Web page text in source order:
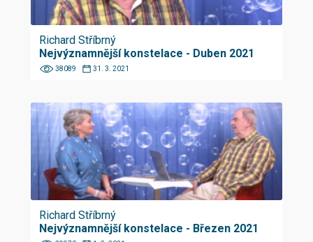
Richard Stříbrný
Nejvýznamnější konstelace - Duben 2021
38089 31. 3. 2021
Richard Stříbrný
Nejvýznamnější konstelace - Březen 2021